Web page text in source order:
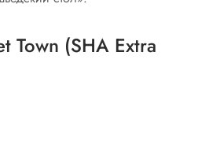
Town (SHA Extra